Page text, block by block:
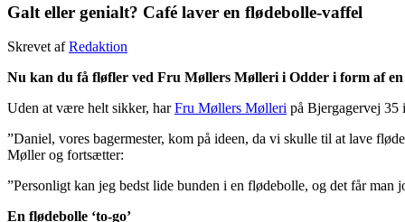
Galt eller genialt? Café laver en flødebolle-vaffel
Skrevet afRedaktion
Nu kan du få fløfler ved Fru Møllers Mølleri i Odder i form af en
Uden at være helt sikker, harFru Møllers Mølleri på Bjergagervej 35
”Daniel, vores bagermester, kom på ideen, da vi skulle til at lave
Møller og fortsætter:
”Personligt kan jeg bedst lide bunden i en flødebolle, og det får
En flødebolle ‘to-go’